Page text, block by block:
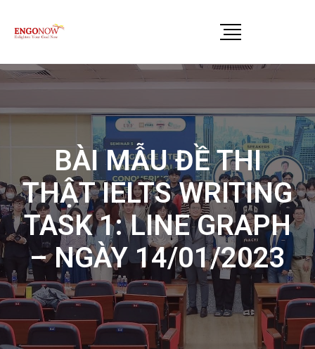
BÀI MẪU ĐỀ THI
THẬT IELTS WRITING
TASK 1: LINE GRAPH
– NGÀY 14/01/2023